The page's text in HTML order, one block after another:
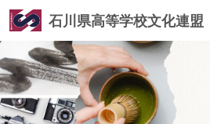
石川県高等学校文化連盟